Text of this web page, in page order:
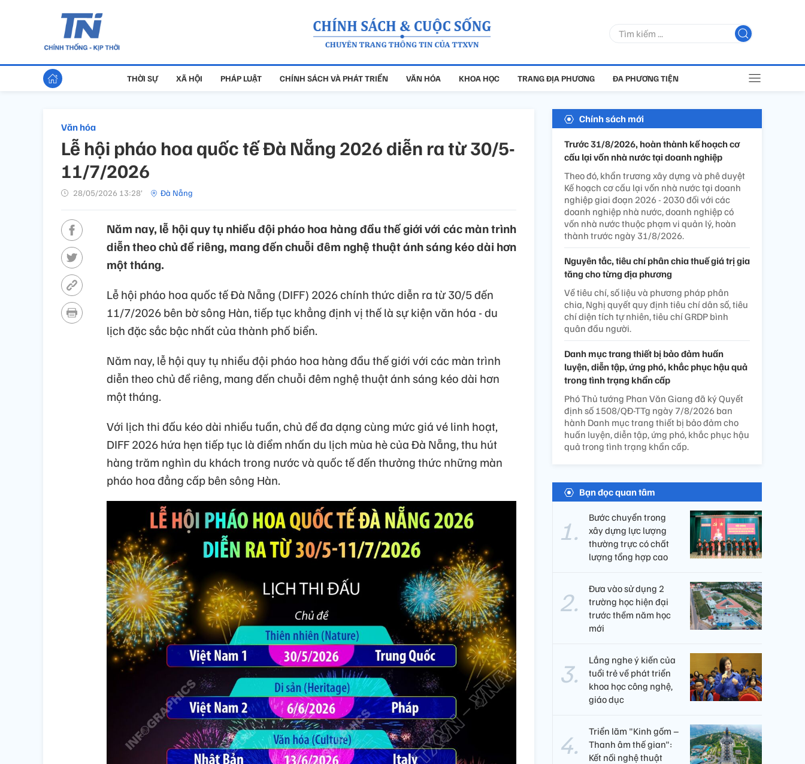
THỜI SỰ XÃ HỘI PHÁP LUẬT CHÍNH SÁCH VÀ PHÁT TRIỂN VĂN HÓA KHOA HỌC TRANG ĐỊA PHƯƠNG ĐA PHƯƠNG TIỆN
Văn hóa
Lễ hội pháo hoa quốc tế Đà Nẵng 2026 diễn ra từ 30/5-
11/7/2026
28/05/2026 13:28’ Đà Nẵng
Năm nay, lễ hội quy tụ nhiều đội pháo hoa hàng đầu thế giới với các màn trình
diễn theo chủ đề riêng, mang đến chuỗi đêm nghệ thuật ánh sáng kéo dài hơn
một tháng.
Lễ hội pháo hoa quốc tế Đà Nẵng (DIFF) 2026 chính thức diễn ra từ 30/5 đến
11/7/2026 bên bờ sông Hàn, tiếp tục khẳng định vị thế là sự kiện văn hóa - du
lịch đặc sắc bậc nhất của thành phố biển.
Năm nay, lễ hội quy tụ nhiều đội pháo hoa hàng đầu thế giới với các màn trình
diễn theo chủ đề riêng, mang đến chuỗi đêm nghệ thuật ánh sáng kéo dài hơn
một tháng.
Với lịch thi đấu kéo dài nhiều tuần, chủ đề đa dạng cùng mức giá vé linh hoạt,
DIFF 2026 hứa hẹn tiếp tục là điểm nhấn du lịch mùa hè của Đà Nẵng, thu hút
hàng trăm nghìn du khách trong nước và quốc tế đến thưởng thức những màn
pháo hoa đẳng cấp bên sông Hàn.
Chính sách mới
Trước 31/8/2026, hoàn thành kế hoạch cơ
cấu lại vốn nhà nước tại doanh nghiệp
Theo đó, khẩn trương xây dựng và phê duyệt
Kế hoạch cơ cấu lại vốn nhà nước tại doanh
nghiệp giai đoạn 2026 - 2030 đối với các
doanh nghiệp nhà nước, doanh nghiệp có
vốn nhà nước thuộc phạm vi quản lý, hoàn
thành trước ngày 31/8/2026.
Nguyên tắc, tiêu chí phân chia thuế giá trị gia
tăng cho từng địa phương
Về tiêu chí, số liệu và phương pháp phân
chia, Nghị quyết quy định tiêu chí dân số, tiêu
chí diện tích tự nhiên, tiêu chí GRDP bình
quân đầu người.
Danh mục trang thiết bị bảo đảm huấn
luyện, diễn tập, ứng phó, khắc phục hậu quả
trong tình trạng khẩn cấp
Phó Thủ tướng Phan Văn Giang đã ký Quyết
định số 1508/QĐ-TTg ngày 7/8/2026 ban
hành Danh mục trang thiết bị bảo đảm cho
huấn luyện, diễn tập, ứng phó, khắc phục hậu
quả trong tình trạng khẩn cấp.
Bạn đọc quan tâm
Bước chuyển trong
xây dựng lực lượng
thường trực có chất
lượng tổng hợp cao
Đưa vào sử dụng 2
trường học hiện đại
trước thềm năm học
mới
Lắng nghe ý kiến của
tuổi trẻ về phát triển
khoa học công nghệ,
giáo dục
Triển lãm "Kinh gốm –
Thanh âm thế gian":
Kết nối nghệ thuật